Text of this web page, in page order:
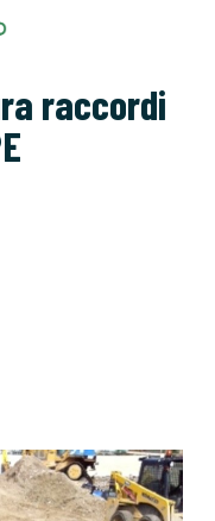
raccordi